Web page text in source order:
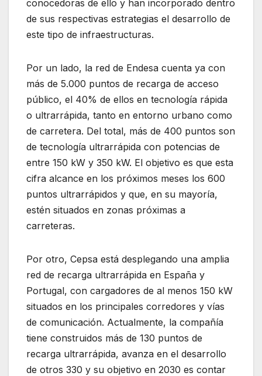
conocedoras de ello y han incorporado dentro
de sus respectivas estrategias el desarrollo de
este tipo de infraestructuras.
Por un lado, la red de Endesa cuenta ya con
más de 5.000 puntos de recarga de acceso
público, el 40% de ellos en tecnología rápida
o ultrarrápida, tanto en entorno urbano como
de carretera. Del total, más de 400 puntos son
de tecnología ultrarrápida con potencias de
entre 150 kW y 350 kW. El objetivo es que esta
cifra alcance en los próximos meses los 600
puntos ultrarrápidos y que, en su mayoría,
estén situados en zonas próximas a
carreteras.
Por otro, Cepsa está desplegando una amplia
red de recarga ultrarrápida en España y
Portugal, con cargadores de al menos 150 kW
situados en los principales corredores y vías
de comunicación. Actualmente, la compañía
tiene construidos más de 130 puntos de
recarga ultrarrápida, avanza en el desarrollo
de otros 330 y su objetivo en 2030 es contar